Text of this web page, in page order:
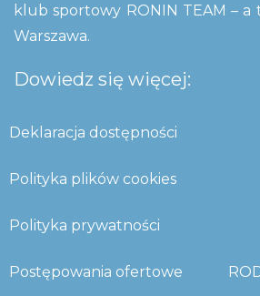
klub sportowy RONIN TEAM – a
Warszawa.
Dowiedz się więcej:
Deklaracja dostępności
Polityka plików cookies
Polityka prywatności
Postępowania ofertowe